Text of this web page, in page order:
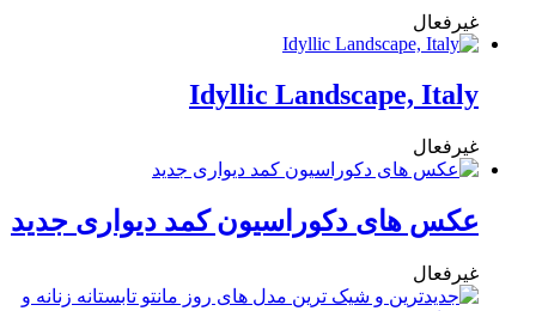
غیرفعال
Idyllic Landscape, Italy
غیرفعال
عکس های دکوراسیون کمد دیواری جدید
غیرفعال